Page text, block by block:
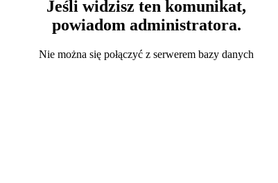
Jeśli widzisz ten komunikat,
powiadom administratora.
Nie można się połączyć z serwerem bazy danych